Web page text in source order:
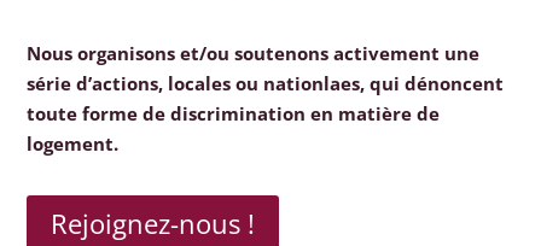
Nous organisons et/ou soutenons activement une
série d’actions, locales ou nationlaes, qui dénoncent
toute forme de discrimination en matière de
logement.
Rejoignez-nous !